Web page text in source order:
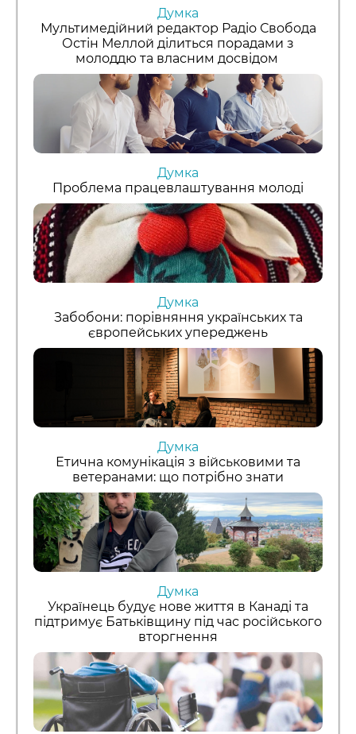
Думка
Мультимедійний редактор Радіо Свобода
Остін Меллой ділиться порадами з
молоддю та власним досвідом
Думка
Проблема працевлаштування молоді
Думка
Забобони: порівняння українських та
європейських упереджень
Думка
Етична комунікація з військовими та
ветеранами: що потрібно знати
Думка
Українець будує нове життя в Канаді та
підтримує Батьківщину під час російського
вторгнення